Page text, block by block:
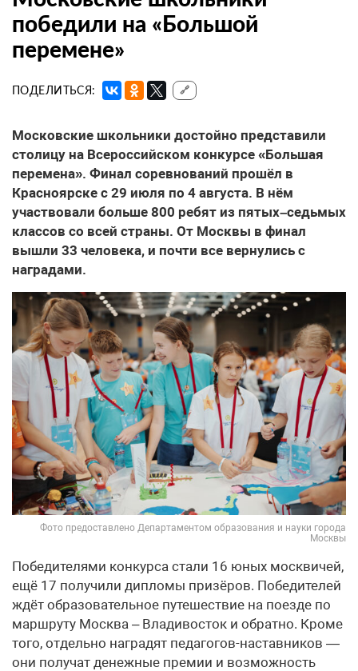
победили на «Большой
перемене»
ПОДЕЛИТЬСЯ: 🔗
Московские школьники достойно представили
столицу на Всероссийском конкурсе «Большая
перемена». Финал соревнований прошёл в
Красноярске с 29 июля по 4 августа. В нём
участвовали больше 800 ребят из пятых–седьмых
классов со всей страны. От Москвы в финал
вышли 33 человека, и почти все вернулись с
наградами.
Фото предоставлено Департаментом образования и науки города
Москвы
Победителями конкурса стали 16 юных москвичей,
ещё 17 получили дипломы призёров. Победителей
ждёт образовательное путешествие на поезде по
маршруту Москва – Владивосток и обратно. Кроме
того, отдельно наградят педагогов-наставников —
они получат денежные премии и возможность